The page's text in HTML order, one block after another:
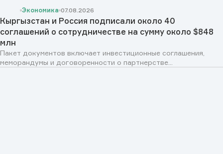
Экономика 07.08.2026
Кыргызстан и Россия подписали около 40
соглашений о сотрудничестве на сумму около $848
млн
Пакет документов включает инвестиционные соглашения,
меморандумы и договоренности о партнерстве...